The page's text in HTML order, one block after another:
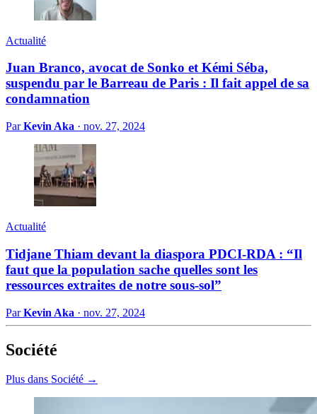
Actualité
Juan Branco, avocat de Sonko et Kémi Séba,
suspendu par le Barreau de Paris : Il fait appel de sa
condamnation
ParKevin Aka · nov. 27, 2024
Actualité
Tidjane Thiam devant la diaspora PDCI-RDA : “Il
faut que la population sache quelles sont les
ressources extraites de notre sous-sol”
ParKevin Aka · nov. 27, 2024
Société
Plus dans Société →